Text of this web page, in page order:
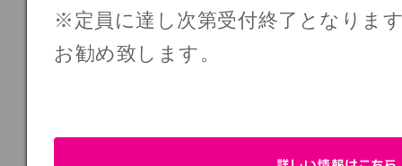
※定員に達し次第受付終了となりま
お勧め致します。